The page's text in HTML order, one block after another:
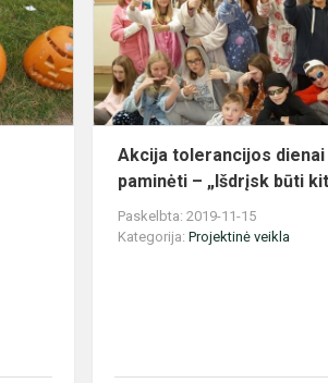
Akcija tolerancijos dienai
paminėti – „Išdrįsk būti
Paskelbta: 2019-11-15
Kategorija:Projektinė veikla